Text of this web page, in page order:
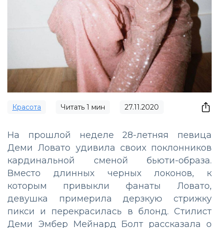
Красота Читать 1 мин 27.11.2020
На прошлой неделе 28-летняя певица
Деми Ловато удивила своих поклонников
кардинальной сменой бьюти-образа.
Вместо длинных черных локонов, к
которым привыкли фанаты Ловато,
девушка примерила дерзкую стрижку
пикси и перекрасилась в блонд. Стилист
Деми Эмбер Мейнард Болт рассказала о